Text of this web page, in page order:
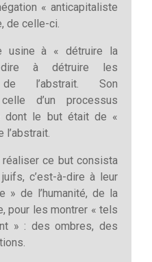
« anticapitaliste
de celle-ci.
usine à « détruire la
dire à détruire les
de l’abstrait. Son
d’un processus
dont le but était de «
l’abstrait.
ce but consista
c’est-à-dire à leur
» de l’humanité, de la
pour les montrer « tels
» : des ombres, des